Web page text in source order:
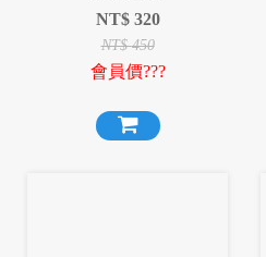
NT$ 320
NT$450
會員價???